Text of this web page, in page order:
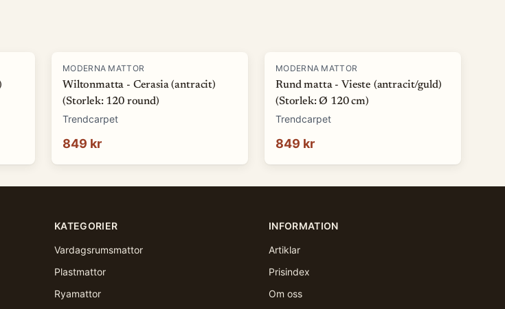
MODERNA MATTOR
Wiltonmatta - Cerasia (antracit)
(Storlek: 120 round)
Trendcarpet
849 kr
MODERNA MATTOR
Rund matta - Vieste (antracit/guld)
(Storlek: Ø 120 cm)
Trendcarpet
849 kr
KATEGORIER
Vardagsrumsmattor
Plastmattor
Ryamattor
INFORMATION
Artiklar
Prisindex
Om oss